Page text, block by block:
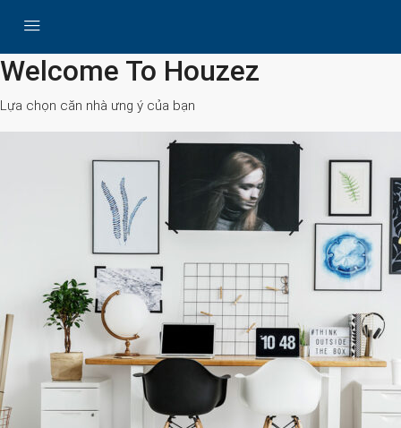
Search
Welcome To Houzez
Lựa chọn căn nhà ưng ý của bạn